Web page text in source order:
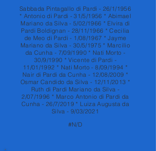
Sabbada Pintagallo di Pardi - 26/1/1956
* Antonio di Pardi - 31/5/1956 * Abimael
Mariano da Silva - 5/02/1966 * Elvira di
Pardi Boldignan - 28/11/1966 * Cecilia
de Meo di Pardi - 1/08/1967 * Jayme
Mariano da Silva - 30/5/1975 * Marcilio
da Cunha - 7/09/1990 * Nati Morto -
30/9/1990 * Vicente di Pardi -
11/01/1992 * Nati Morto - 8/09/1994 *
Nair di Pardi da Cunha - 12/08/2009 *
Osmar Candido da Silva - 12/11/2013 *
Ruth di Pardi Mariano da Silva -
2/07/1996 * Marco Antonio di Pardi da
Cunha - 26/7/2019 * Luiza Augusta da
Silva - 9/03/2021
#N/D